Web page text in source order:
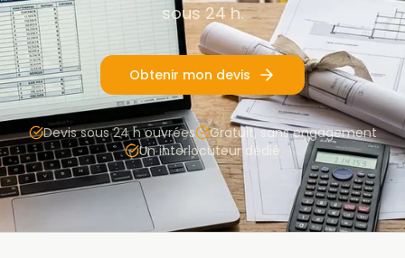
sous 24 h.
Obtenir mon devis
Devis sous 24 h ouvrées
Gratuit, sans engagement
Un interlocuteur dédié